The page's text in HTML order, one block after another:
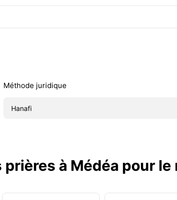
Méthode juridique
à Médéa pour